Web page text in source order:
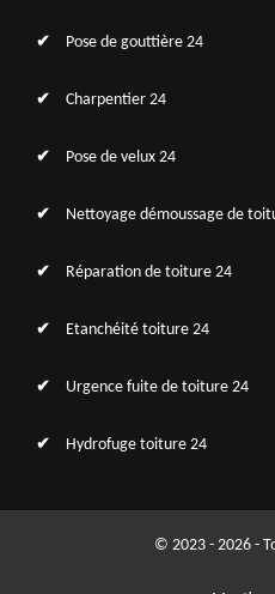
Pose de gouttière 24
Charpentier 24
Pose de velux 24
Nettoyage démoussage de
Réparation de toiture 24
Etanchéité toiture 24
Urgence fuite de toiture 24
Hydrofuge toiture 24
© 2023 - 2026 -